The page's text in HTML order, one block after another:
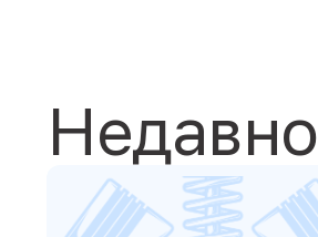
Недавно